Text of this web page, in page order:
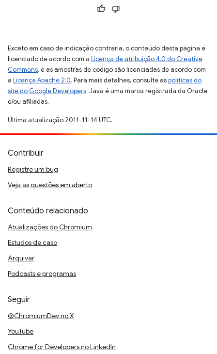
Exceto em caso de indicação contrária, o conteúdo desta página é
licenciado de acordo com a Licença de atribuição 4.0 do Creative
Commons, e as amostras de código são licenciadas de acordo com
a Licença Apache 2.0. Para mais detalhes, consulte aspolíticas do
site do Google Developers. Java é uma marca registrada da Oracle
e/ou afiliadas.
Última atualização 2011-11-14 UTC.
Contribuir
Registre um bug
Veja as questões em aberto
Conteúdo relacionado
Atualizações do Chromium
Estudos de caso
Arquivar
Podcasts e programas
Seguir
@ChromiumDev no X
YouTube
Chrome for Developers no LinkedIn